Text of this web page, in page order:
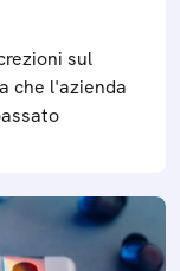
sul
che l'azienda